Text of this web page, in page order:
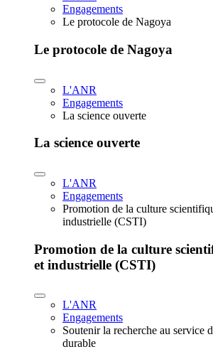
Engagements
Le protocole de Nagoya
Le protocole de Nagoya
L'ANR
Engagements
La science ouverte
La science ouverte
L'ANR
Engagements
Promotion de la culture
industrielle (CSTI)
Promotion de la culture
et industrielle (CSTI)
L'ANR
Engagements
Soutenir la recherche au service
durable